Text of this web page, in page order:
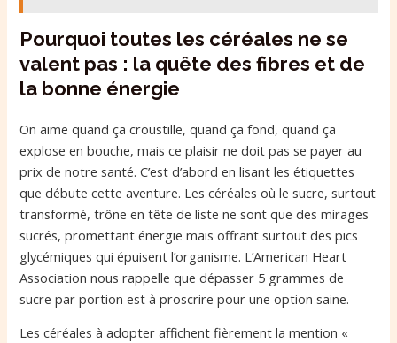
Pourquoi toutes les céréales ne se
valent pas : la quête des fibres et de
la bonne énergie
On aime quand ça croustille, quand ça fond, quand ça
explose en bouche, mais ce plaisir ne doit pas se payer au
prix de notre santé. C’est d’abord en lisant les étiquettes
que débute cette aventure. Les céréales où le sucre, surtout
transformé, trône en tête de liste ne sont que des mirages
sucrés, promettant énergie mais offrant surtout des pics
glycémiques qui épuisent l’organisme. L’American Heart
Association nous rappelle que dépasser 5 grammes de
sucre par portion est à proscrire pour une option saine.
Les céréales à adopter affichent fièrement la mention «